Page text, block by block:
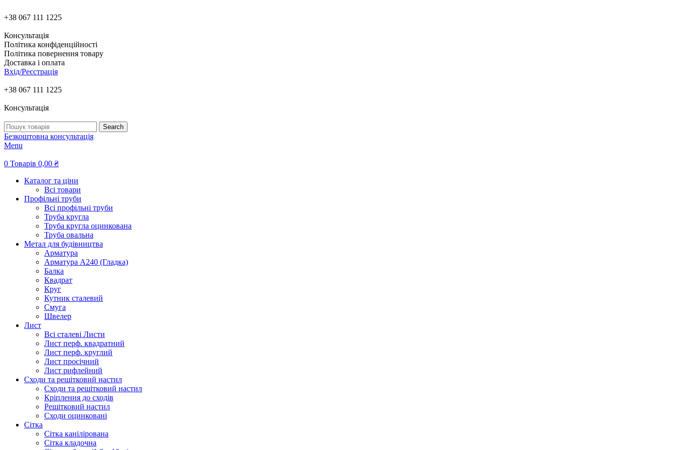
+38 067 111 1225
Консультація
Політика конфіденційності
Політика повернення товару
Доставка і оплата
Вхід/Реєстрація
+38 067 111 1225
Консультація
Search
Безкоштовна консультація
Menu
0 Товарів 0,00 ₴
Каталог та ціни
Всі товари
Профільні труби
Всі профільні труби
Труба кругла
Труба кругла оцинкована
Труба овальна
Метал для будівництва
Арматура
Арматура А240 (Гладка)
Балка
Квадрат
Круг
Кутник сталевий
Смуга
Швелер
Лист
Всі сталеві Листи
Лист перф. квадратний
Лист перф. круглий
Лист просічний
Лист рифлейний
Сходи та решітковий настил
Сходи та решітковий настил
Кріплення до сходів
Решітковий настил
Сходи оцинковані
Сітка
Сітка канілірована
Сітка кладочна